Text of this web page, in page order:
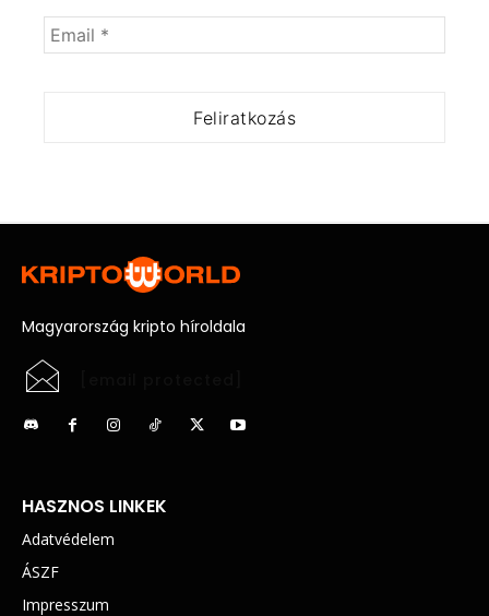
Magyarország kripto híroldala
HASZNOS LINKEK
Adatvédelem
ÁSZF
Impresszum